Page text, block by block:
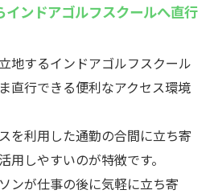
ンドアゴルフスクールへ直行
地するインドアゴルフスクール
直行できる便利なアクセス環境
を利用した通勤の合間に立ち寄
用しやすいのが特徴です。
ンが仕事の後に気軽に立ち寄